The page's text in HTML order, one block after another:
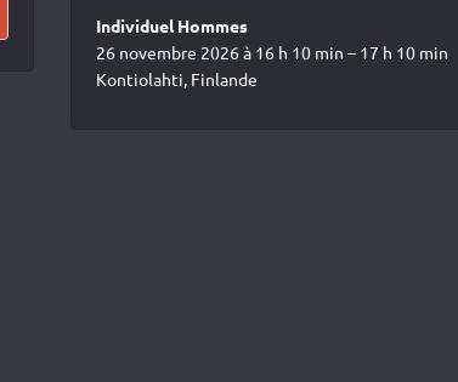
Individuel Hommes
26 novembre 2026 à 16 h 10 min – 17 h 10 min
Kontiolahti, Finlande